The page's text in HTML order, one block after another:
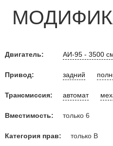
Двигатель: АИ-95 - 3500
Привод: задний
Трансмиссия: автомат
Вместимость: только 6
Категория прав: только B